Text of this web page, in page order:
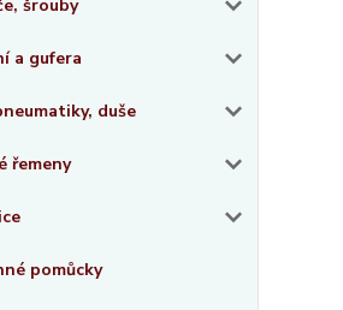
šrouby
a gufera
duše
řemeny
pomůcky